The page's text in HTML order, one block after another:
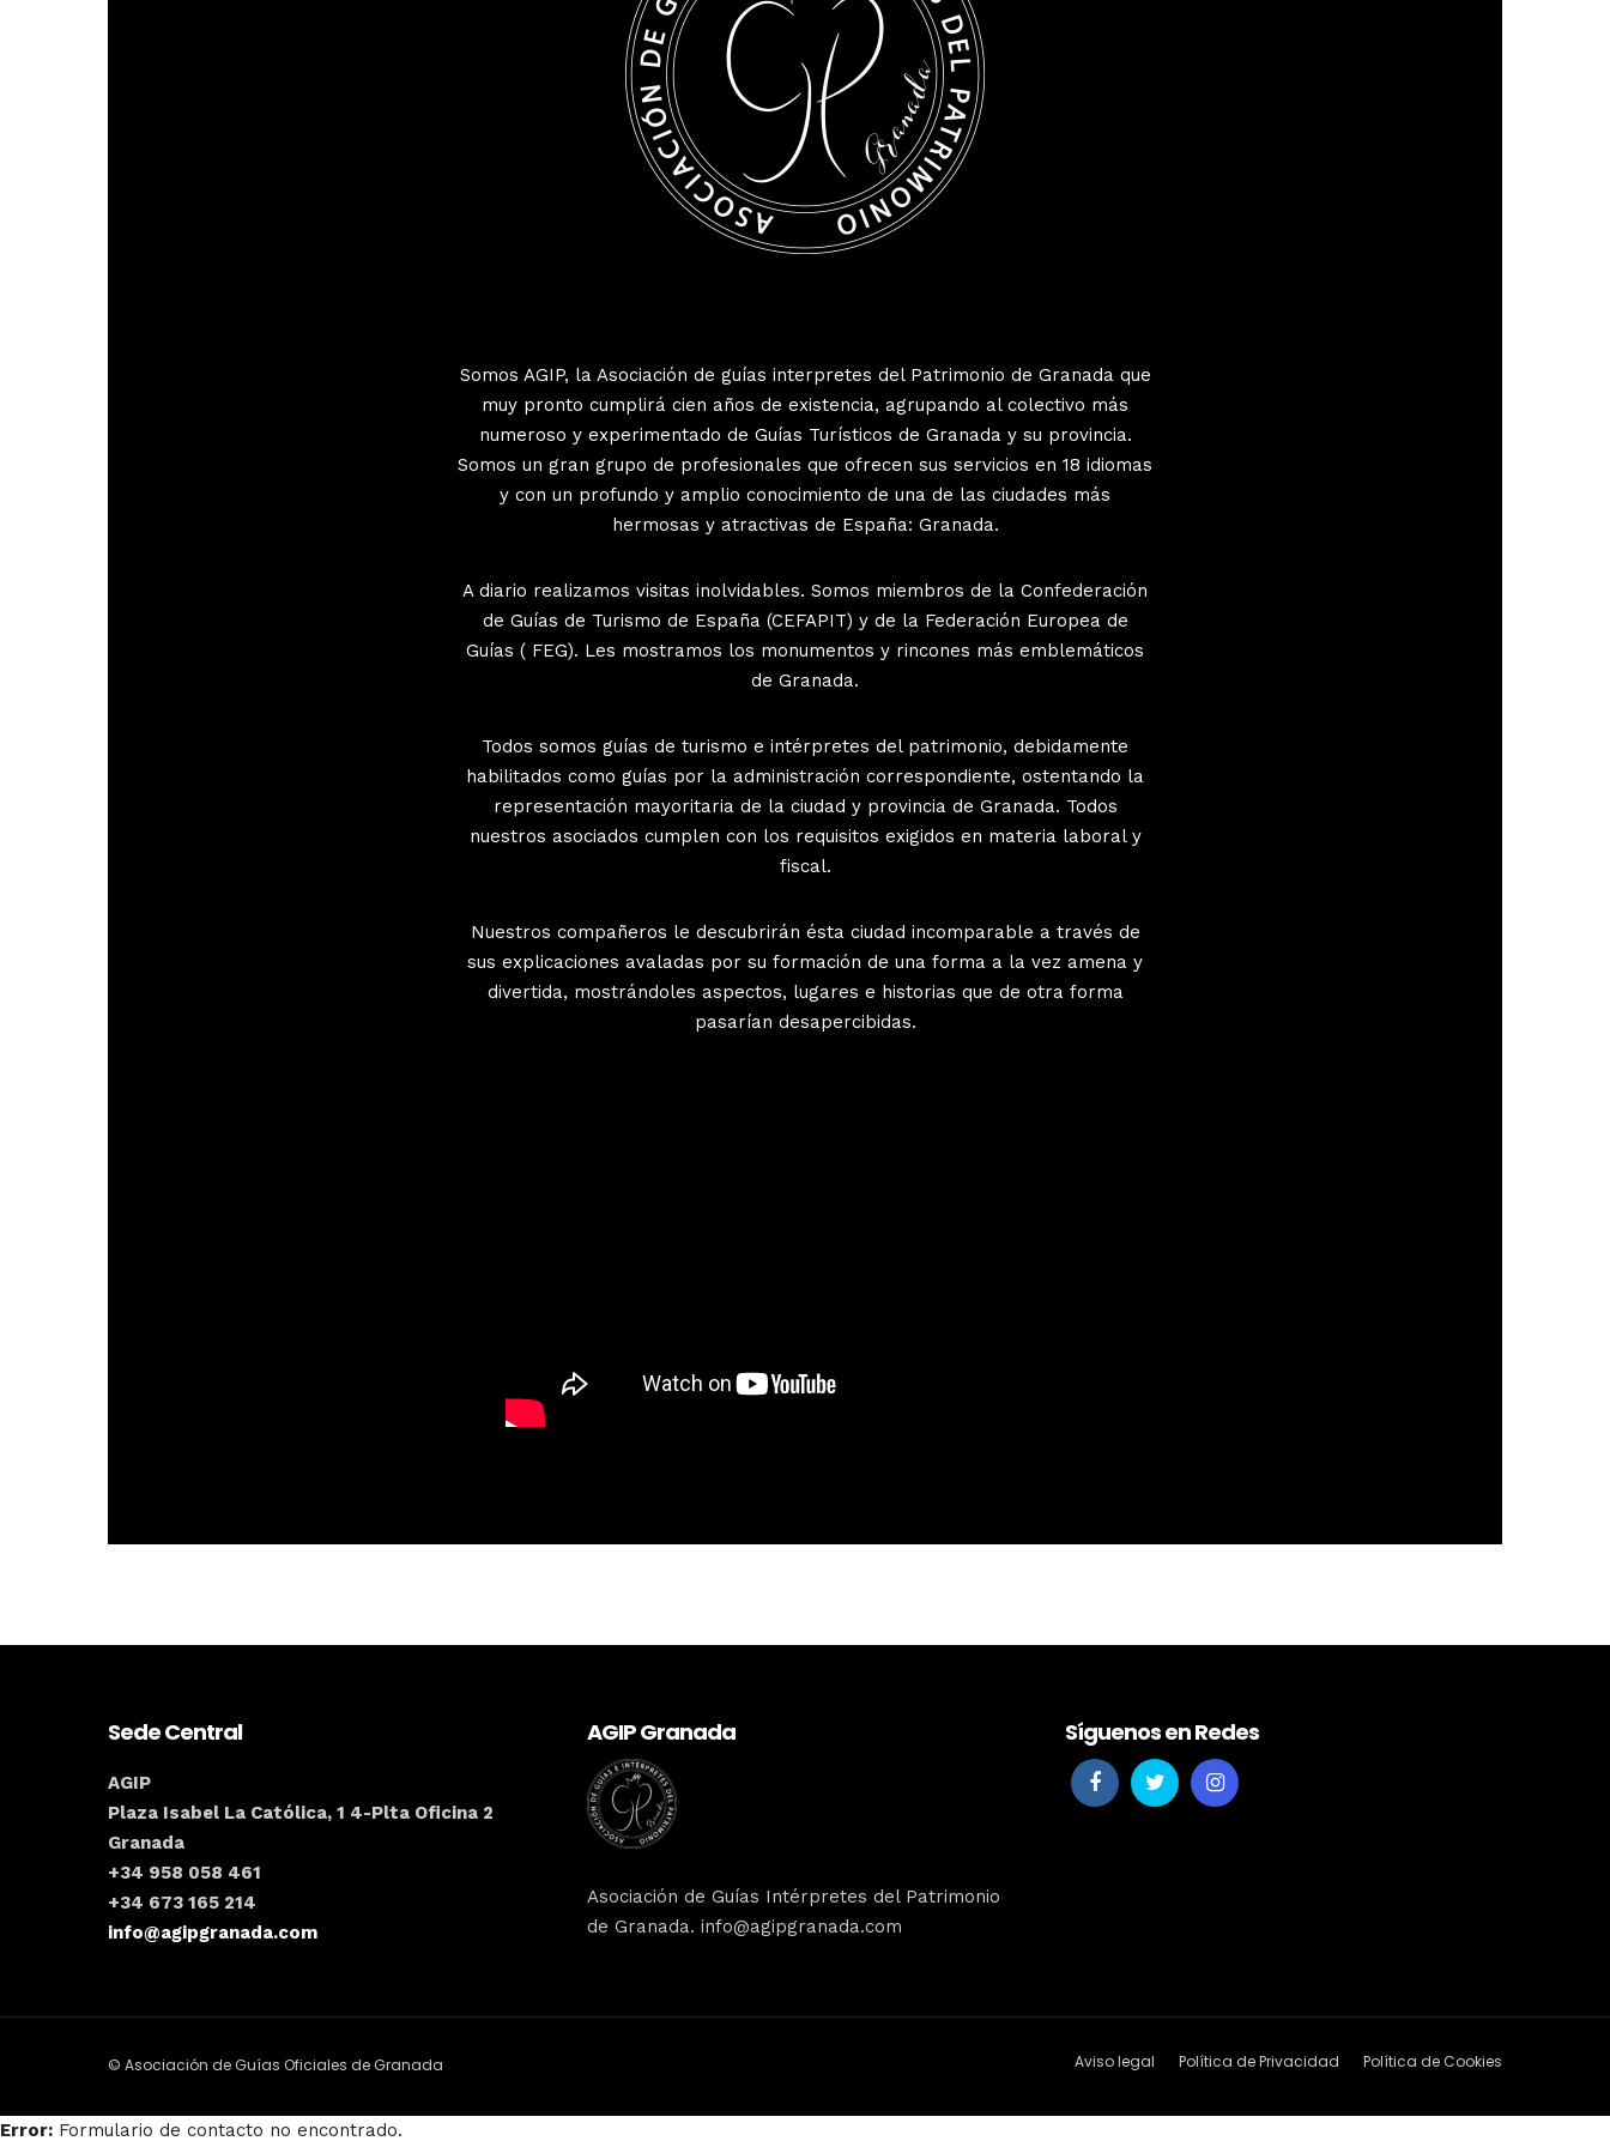
Somos AGIP, la Asociación de guías interpretes del Patrimonio de Granada que
muy pronto cumplirá cien años de existencia, agrupando al colectivo más
numeroso y experimentado de Guías Turísticos de Granada y su provincia.
Somos un gran grupo de profesionales que ofrecen sus servicios en 18 idiomas
y con un profundo y amplio conocimiento de una de las ciudades más
hermosas y atractivas de España: Granada.
A diario realizamos visitas inolvidables. Somos miembros de la Confederación
de Guías de Turismo de España (CEFAPIT) y de la Federación Europea de
Guías ( FEG). Les mostramos los monumentos y rincones más emblemáticos
de Granada.
Todos somos guías de turismo e intérpretes del patrimonio, debidamente
habilitados como guías por la administración correspondiente, ostentando la
representación mayoritaria de la ciudad y provincia de Granada. Todos
nuestros asociados cumplen con los requisitos exigidos en materia laboral y
fiscal.
Nuestros compañeros le descubrirán ésta ciudad incomparable a través de
sus explicaciones avaladas por su formación de una forma a la vez amena y
divertida, mostrándoles aspectos, lugares e historias que de otra forma
pasarían desapercibidas.
Sede Central
AGIP
Plaza Isabel La Católica, 1 4-Plta Oficina 2
Granada
+34 958 058 461
+34 673 165 214
info@agipgranada.com
AGIP Granada
Asociación de Guías Intérpretes del Patrimonio
de Granada. info@agipgranada.com
Síguenos en Redes
Aviso legal Política de Privacidad Política de Cookies
© Asociación de Guías Oficiales de Granada
Error: Formulario de contacto no encontrado.